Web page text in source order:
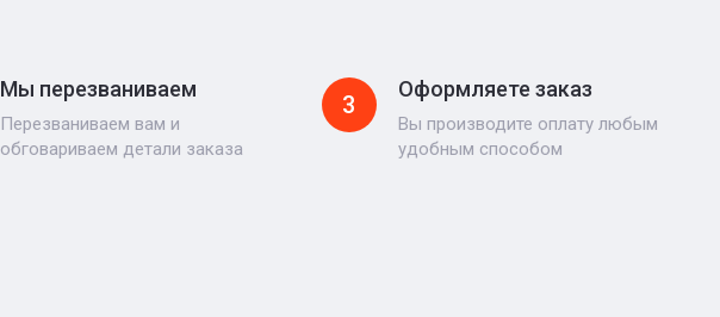
Мы перезваниваем
Перезваниваем вам и
обговариваем детали заказа
3
Оформляете заказ
Вы производите оплату любым
удобным способом